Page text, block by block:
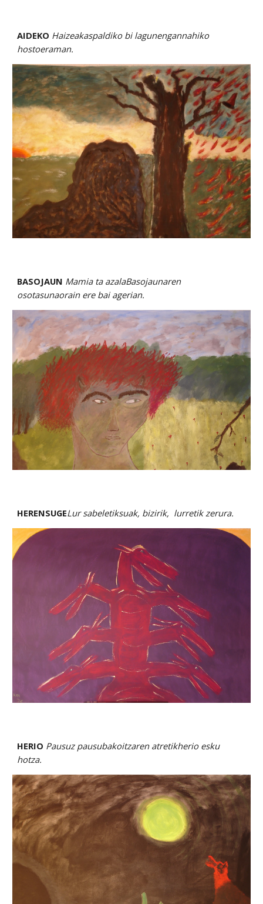
AIDEKO Haizeakaspaldiko bi lagunengannahiko
hostoeraman.
BASOJAUN Mamia ta azalaBasojaunaren
osotasunaorain ere bai agerian.
HERENSUGELur sabeletiksuak, bizirik,  lurretik zerura.
HERIO Pausuz pausubakoitzaren atretikherio esku
hotza.